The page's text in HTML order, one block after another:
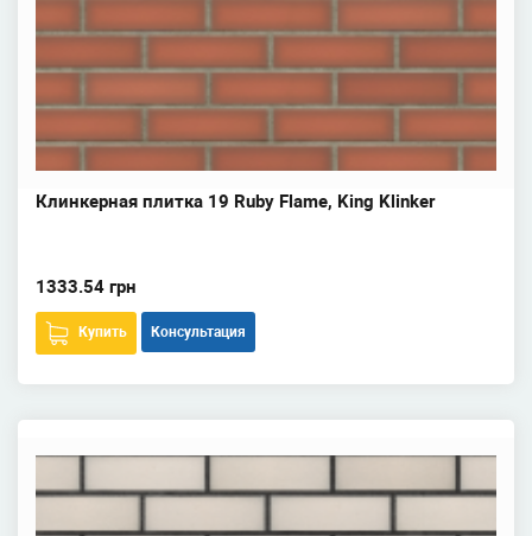
Клинкерная плитка 19 Ruby Flame, King Klinker
1333.54 грн
Купить Консультация